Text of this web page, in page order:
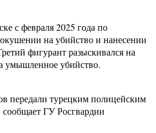
с февраля 2025 года по
на убийство и нанесении
фигурант разыскивался на
умышленное убийство.
передали турецким полицейским
ГУ Росгвардии